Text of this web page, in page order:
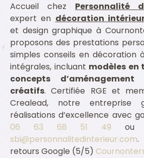
Accueil chez Personnalité
expert en décoration
et design graphique à
proposons des prestations
simples conseils en décoration
intégrales, incluant modèles en
concepts d’aménagement
créatifs. Certifiée RGE et
Crealead, notre entreprise
réalisations d’excellence avec
06 63 68 51 49 ou
sbi@personnalitedinterieur.com.
retours Google (5/5)